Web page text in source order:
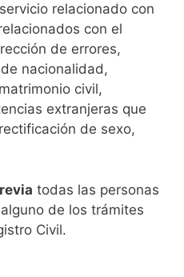
relacionado con
con el
de errores,
nacionalidad,
civil,
extranjeras que
de sexo,
todas las personas
de los trámites
Civil.​